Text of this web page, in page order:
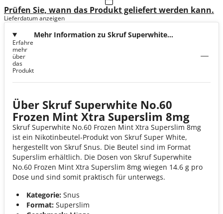
Prüfen Sie, wann das Produkt geliefert werden kann.
Lieferdatum anzeigen
Mehr Information zu Skruf Superwhite
Erfahre
mehr
über
das
Produkt
Über Skruf Superwhite No.60
Frozen Mint Xtra Superslim 8mg
Skruf Superwhite No.60 Frozen Mint Xtra Superslim 8mg
ist ein Nikotinbeutel-Produkt von Skruf Super White,
hergestellt von Skruf Snus. Die Beutel sind im Format
Superslim erhältlich. Die Dosen von Skruf Superwhite
No.60 Frozen Mint Xtra Superslim 8mg wiegen 14.6 g pro
Dose und sind somit praktisch für unterwegs.
Kategorie: Snus
Format: Superslim